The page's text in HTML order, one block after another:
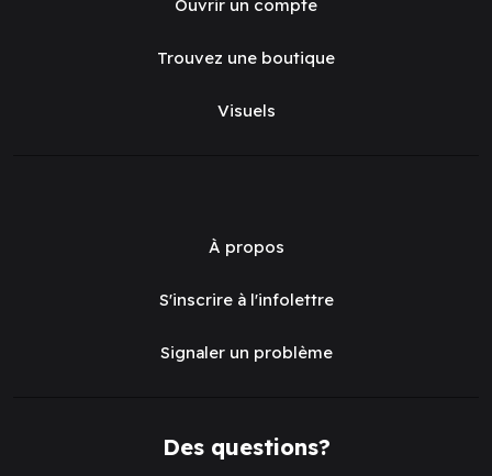
Ouvrir un compte
Trouvez une boutique
Visuels
À propos
S'inscrire à l'infolettre
Signaler un problème
Des questions?